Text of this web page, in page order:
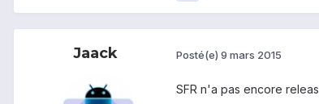
Jaack Posté(e) 9 mars 2015
SFR n'a pas encore